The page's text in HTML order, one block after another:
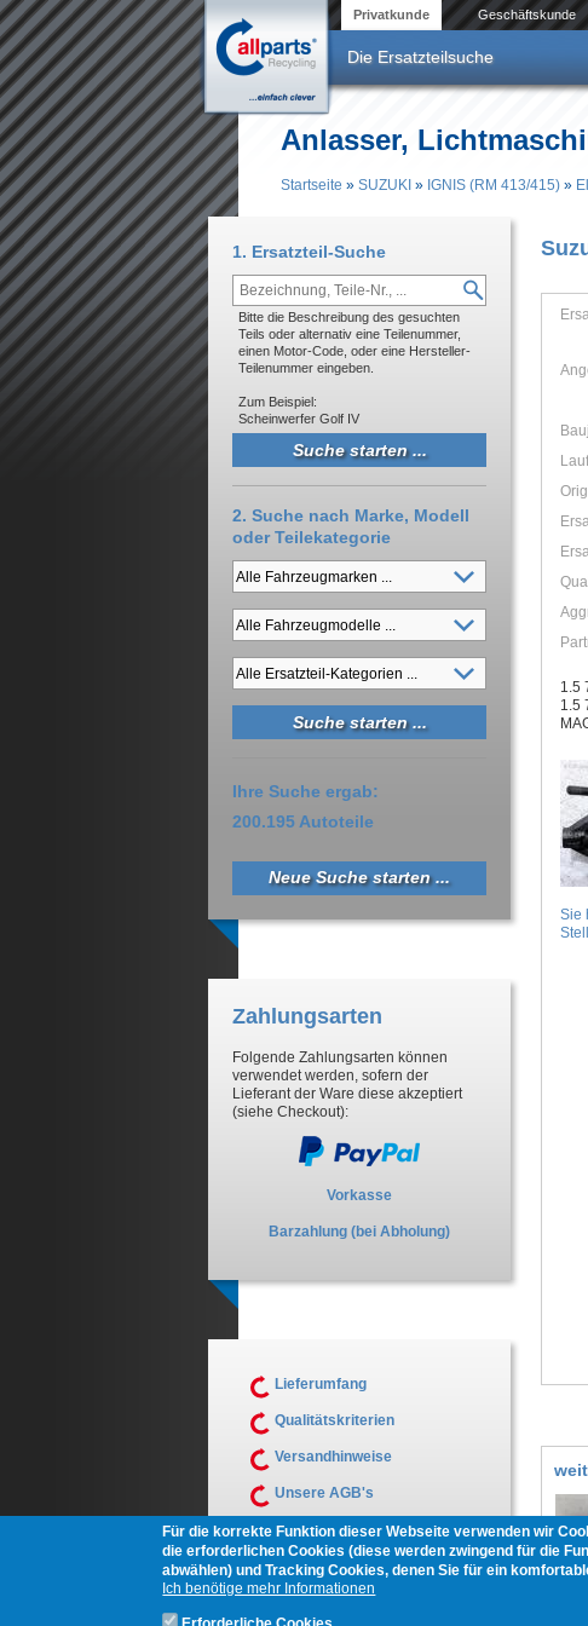
Direkt zum Inhalt Privatkunde Geschäftskunde
Die Ersatzteilsuche
Anlasser,
Startseite » SUZUKI » IGNIS (RM 413/415) »
1.5
1.5
Sie
1. Ersatzteil-Suche
Bitte die Beschreibung des gesuchten
Teils oder alternativ eine Teilenummer,
einen Motor-Code, oder eine Hersteller-
Teilenummer eingeben.
Zum Beispiel:
Scheinwerfer Golf IV
2. Suche nach Marke, Modell
oder Teilekategorie
Ihre Suche ergab:
200.195 Autoteile
Neue Suche starten ...
Zahlungsarten
Folgende Zahlungsarten können
verwendet werden, sofern der
Lieferant der Ware diese akzeptiert
(siehe Checkout):
Vorkasse
Barzahlung (bei Abholung)
Lieferumfang
Qualitätskriterien
Versandhinweise
Unsere AGB's
Muster Widerrufsformular
Für die korrekte Funktion dieser Webseite verwenden wir
die erforderlichen Cookies (diese werden zwingend für die
abwählen) und Tracking Cookies, denen Sie für ein
Ich benötige mehr Informationen